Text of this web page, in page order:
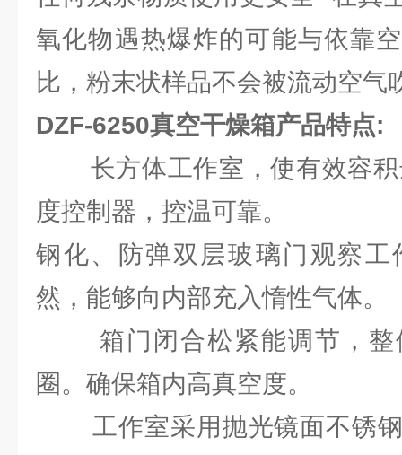
氧化物遇热爆炸的可能与依靠
比，粉末状样品不会被流动空气
DZF-6250真空干燥箱产品特点:
长方体工作室，使有效容积
度控制器，控温可靠。
钢化、防弹双层玻璃门观察工
然，能够向内部充入惰性气体。
箱门闭合松紧能调节，整
圈。确保箱内高真空度。
工作室采用抛光镜面不锈钢